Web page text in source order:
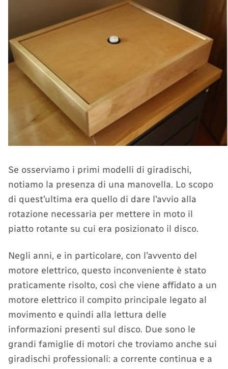
Se osserviamo i primi modelli di giradischi,
notiamo la presenza di una manovella. Lo scopo
di quest’ultima era quello di dare l’avvio alla
rotazione necessaria per mettere in moto il
piatto rotante su cui era posizionato il disco.
Negli anni, e in particolare, con l’avvento del
motore elettrico, questo inconveniente è stato
praticamente risolto, così che viene affidato a un
motore elettrico il compito principale legato al
movimento e quindi alla lettura delle
informazioni presenti sul disco. Due sono le
grandi famiglie di motori che troviamo anche sui
giradischi professionali: a corrente continua e a